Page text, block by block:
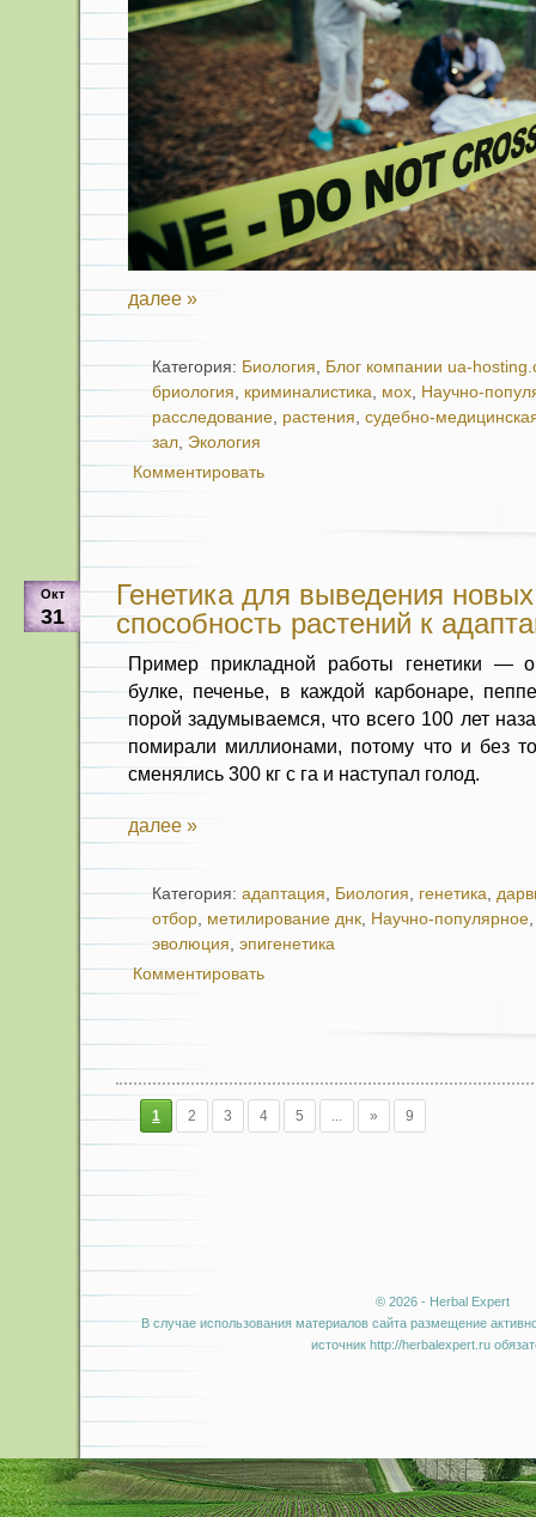
далее »
Категория: Биология, Блог компании ua-
бриология, криминалистика, мох, Научно-
расследование, растения, судебно-
зал, Экология
Комментировать
Окт
31
Генетика для выведения
способность растений к
Пример прикладной работы генетики —
булке, печенье, в каждой карбонаре,
порой задумываемся, что всего 100 лет
помирали миллионами, потому что и без
сменялись 300 кг с га и наступал голод.
далее »
Категория: адаптация, Биология, генетика,
отбор, метилирование днк, Научно-популярное
эволюция, эпигенетика
Комментировать
1 2 3 4 5 ... » 9
© 2026 - Herbal Expert
В случае использования материалов сайта размещение
источник http://herbalexpert.ru